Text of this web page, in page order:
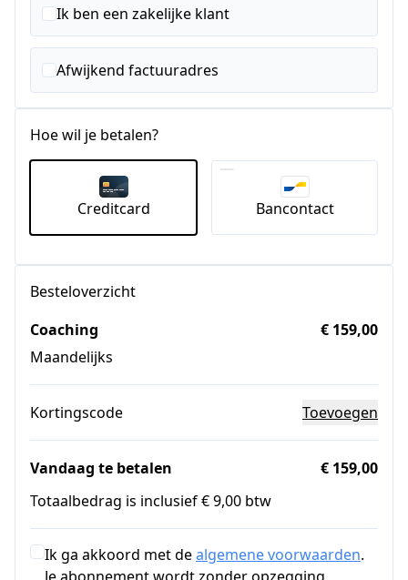
+1Ik ben een zakelijke klant
Afwijkend factuuradres
Hoe wil je betalen?
Creditcard Bancontact
Besteloverzicht
Coaching
Maandelijks
€ 159,00
Kortingscode Toevoegen
Vandaag te betalen
€ 159,00
Totaalbedrag is inclusief € 9,00 btw
Ik ga akkoord met dealgemene voorwaarden.